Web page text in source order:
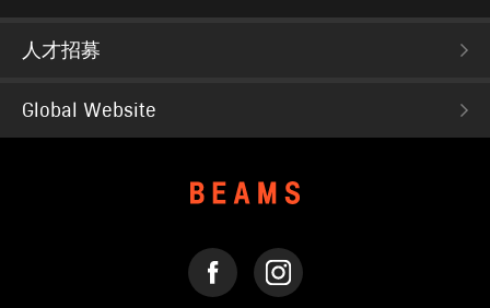
人才招募
Global Website